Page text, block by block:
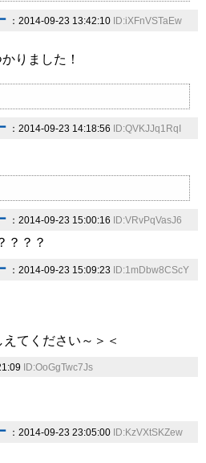
：2014-09-23 13:42:10 ID:iXFnVSTaEw
りました！
：2014-09-23 14:18:56 ID:QVKJJq1RqI
：2014-09-23 15:00:16 ID:VRvPqVasJ6
？？？
：2014-09-23 15:09:23 ID:1mDbw8CScY
てください～＞＜
ID:OoGgTwc7Js
：2014-09-23 23:05:00 ID:KzVXtSKZew